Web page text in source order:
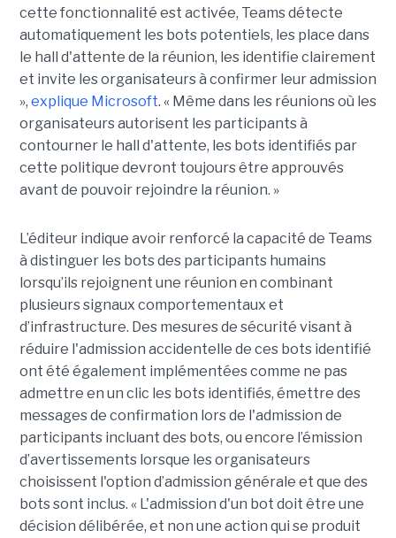
cette fonctionnalité est activée, Teams détecte
automatiquement les bots potentiels, les place dans
le hall d'attente de la réunion, les identifie clairement
et invite les organisateurs à confirmer leur admission
», explique Microsoft. « Même dans les réunions où les
organisateurs autorisent les participants à
contourner le hall d'attente, les bots identifiés par
cette politique devront toujours être approuvés
avant de pouvoir rejoindre la réunion. »
L’éditeur indique avoir renforcé la capacité de Teams
à distinguer les bots des participants humains
lorsqu’ils rejoignent une réunion en combinant
plusieurs signaux comportementaux et
d’infrastructure. Des mesures de sécurité visant à
réduire l'admission accidentelle de ces bots identifié
ont été également implémentées comme ne pas
admettre en un clic les bots identifiés, émettre des
messages de confirmation lors de l'admission de
participants incluant des bots, ou encore l’émission
d’avertissements lorsque les organisateurs
choisissent l'option d’admission générale et que des
bots sont inclus. « L'admission d'un bot doit être une
décision délibérée, et non une action qui se produit